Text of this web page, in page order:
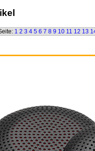
1 2 3 4 5 6 7 8 9 10 11 12 13